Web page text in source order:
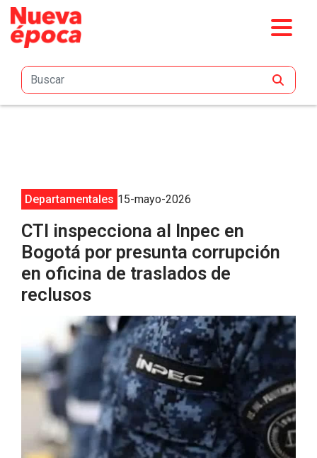
Saltar al contenido principal
Departamentales 15-mayo-2026
CTI inspecciona al Inpec en
Bogotá por presunta corrupción
en oficina de traslados de
reclusos